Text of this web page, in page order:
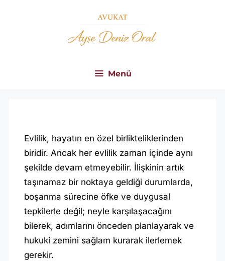
Menü
A
M
S
U
N
B
O
Ş
Evlilik, hayatın en özel birlikteliklerinden
biridir. Ancak her evlilik zaman içinde aynı
şekilde devam etmeyebilir. İlişkinin artık
taşınamaz bir noktaya geldiği durumlarda,
boşanma sürecine öfke ve duygusal
tepkilerle değil; neyle karşılaşacağını
bilerek, adımlarını önceden planlayarak ve
hukuki zemini sağlam kurarak ilerlemek
gerekir.